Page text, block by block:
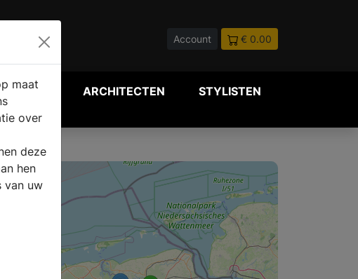
Account € 0.00
ARCHITECTEN STYLISTEN
maat
over
deze
hen
van uw